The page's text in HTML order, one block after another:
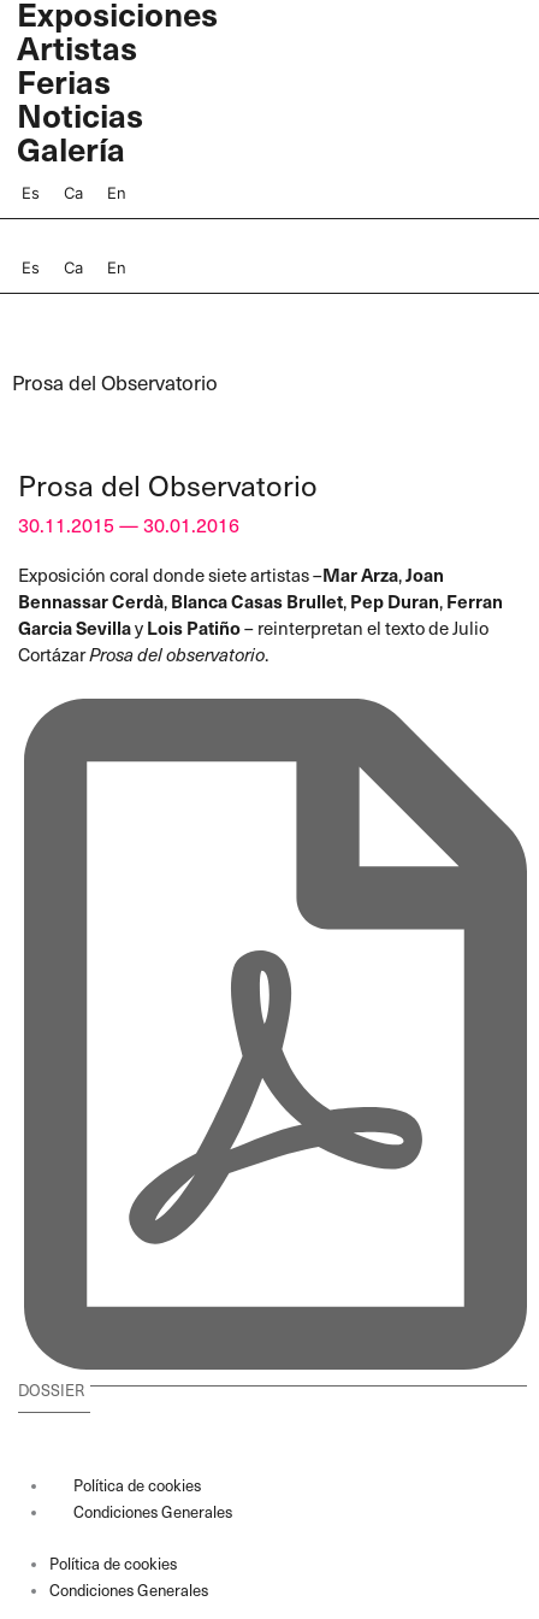
contenido
Exposiciones
Artistas
Ferias
Noticias
Galería
Es Ca En
Es Ca En
Prosa del Observatorio
Prosa del Observatorio
30.11.2015 — 30.01.2016
Exposición coral donde siete artistas –Mar Arza,Joan
Bennassar Cerdà,Blanca Casas Brullet,Pep Duran,Ferran
Garcia SevillayLois Patiño– reinterpretan el texto de Julio
CortázarProsa del observatorio.
DOSSIER
Política de cookies
Condiciones Generales
Política de cookies
Condiciones Generales